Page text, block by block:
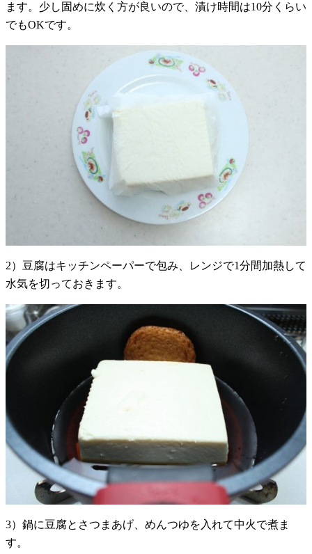
ます。少し固めに炊く方が良いので、漬け時間は10分くらい
でもOKです。
2）豆腐はキッチンペーパーで包み、レンジで1分間加熱して
水気を切っておきます。
3）鍋に豆腐とさつまあげ、めんつゆを入れて中火で煮ま
す。